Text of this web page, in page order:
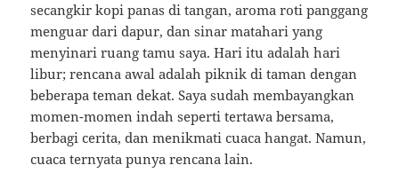
secangkir kopi panas di tangan, aroma roti panggang
menguar dari dapur, dan sinar matahari yang
menyinari ruang tamu saya. Hari itu adalah hari
libur; rencana awal adalah piknik di taman dengan
beberapa teman dekat. Saya sudah membayangkan
momen-momen indah seperti tertawa bersama,
berbagi cerita, dan menikmati cuaca hangat. Namun,
cuaca ternyata punya rencana lain.